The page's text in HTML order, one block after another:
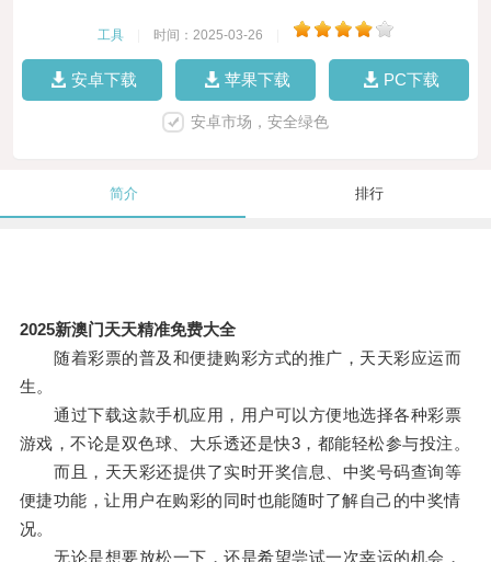
工具 时间：2025-03-26
安卓下载 苹果下载 PC下载
安卓市场，安全绿色
简介 排行
2025新澳门天天精准免费大全
随着彩票的普及和便捷购彩方式的推广，天天彩应运而
生。
通过下载这款手机应用，用户可以方便地选择各种彩票
游戏，不论是双色球、大乐透还是快3，都能轻松参与投注。
而且，天天彩还提供了实时开奖信息、中奖号码查询等
便捷功能，让用户在购彩的同时也能随时了解自己的中奖情
况。
无论是想要放松一下，还是希望尝试一次幸运的机会，